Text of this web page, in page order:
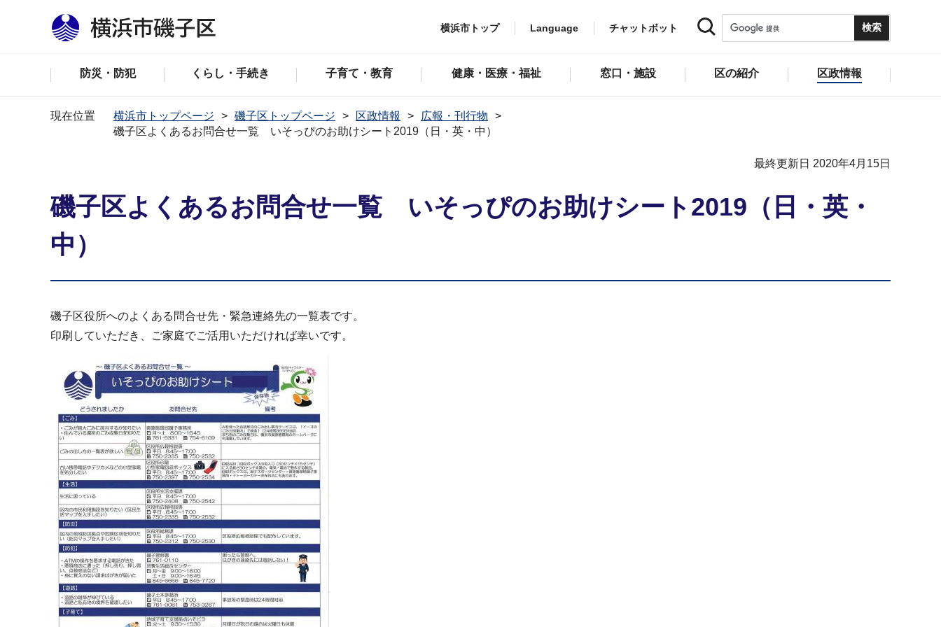
横浜市トップ Language チャットボット
防災・防犯 くらし・手続き 子育て・教育 健康・医療・福祉 窓口・施設 区の紹介 区政情報
現在位置 横浜市トップページ 磯子区トップページ 区政情報
広報・刊行物
磯子区よくあるお問合せ一覧 いそっぴのお助けシート2019（日・英・中）
最終更新日 2020年4月15日
磯子区よくあるお問合せ一覧 いそっぴのお助けシート2019（日・英・
中）
磯子区役所へのよくある問合せ先・緊急連絡先の一覧表です。
印刷していただき、ご家庭でご活用いただければ幸いです。